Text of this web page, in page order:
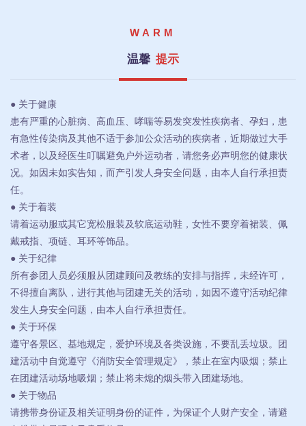
WARM
温馨 提示
● 关于健康
患有严重的心脏病、高血压、哮喘等易发突发性疾病者、孕妇，患
有急性传染病及其他不适于参加公众活动的疾病者，近期做过大手
术者，以及经医生叮嘱避免户外运动者，请您务必声明您的健康状
况。如因未如实告知，而产引发人身安全问题，由本人自行承担责
任。
● 关于着装
请着运动服或其它宽松服装及软底运动鞋，女性不要穿着裙装、佩
戴戒指、项链、耳环等饰品。
● 关于纪律
所有参团人员必须服从团建顾问及教练的安排与指挥，未经许可，
不得擅自离队，进行其他与团建无关的活动，如因不遵守活动纪律
发生人身安全问题，由本人自行承担责任。
● 关于环保
遵守各景区、基地规定，爱护环境及各类设施，不要乱丢垃圾。团
建活动中自觉遵守《消防安全管理规定》，禁止在室内吸烟；禁止
在团建活动场地吸烟；禁止将未熄的烟头带入团建场地。
● 关于物品
请携带身份证及相关证明身份的证件，为保证个人财产安全，请避